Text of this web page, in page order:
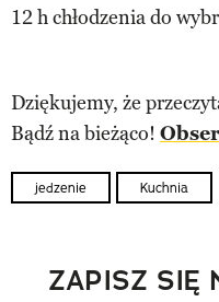
12 h chłodzenia do
Dziękujemy, że
Bądź na bieżąco!
jedzenie Kuchnia
ZAPISZ SIĘ